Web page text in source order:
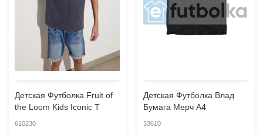
Детская Футболка Fruit of
the Loom Kids Iconic T
610230
Детская Футболка Влад
Бумага Мерч А4
33610